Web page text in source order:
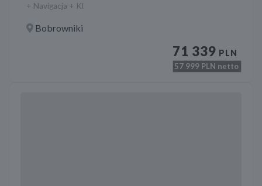
+ Navigacja + Kl
Bobrowniki
71 339 PLN
57 999 PLN netto